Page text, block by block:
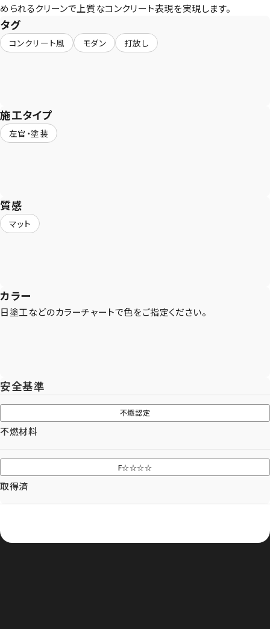
められるクリーンで上質なコンクリート表現を実現します。
タグ
コンクリート風 モダン 打放し
施工タイプ
左官・塗装
質感
マット
カラー
日塗工などのカラーチャートで色をご指定ください。
安全基準
不燃認定
不燃材料
F☆☆☆☆
取得済
Let's Connect !
〒154-0014
東京都世田谷区新町3-23-2
TEL：03-3420-8484
〒661-0021
兵庫県尼崎市名神町1丁目14-23
アハトハイク名神町イースト 03号室